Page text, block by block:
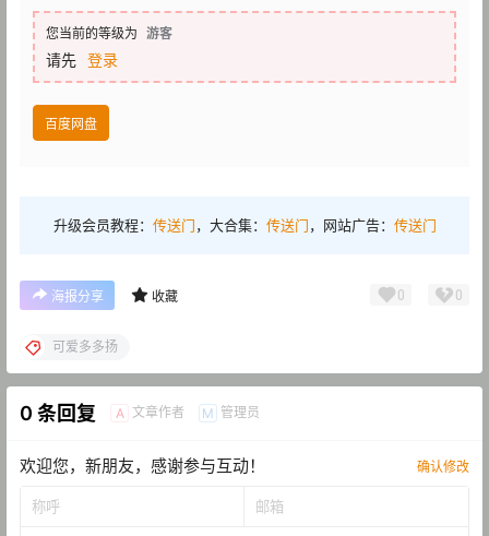
您当前的等级为 游客
请先 登录
百度网盘
升级会员教程： 传送门，大合集： 传送门，网站广告： 传送门
海报分享 收藏 0 0
可爱多多扬
0 条回复 A 文章作者 M 管理员
欢迎您，新朋友，感谢参与互动！ 确认修改